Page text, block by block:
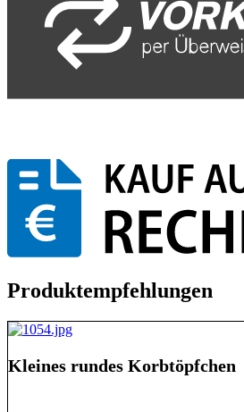
Produktempfehlungen
Kleines rundes Korbtöpfchen